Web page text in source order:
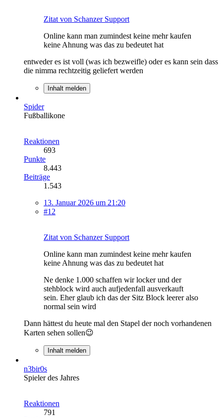
Zitat von Schanzer Support
Online kann man zumindest keine mehr kaufen
keine Ahnung was das zu bedeutet hat
entweder es ist voll (was ich bezweifle) oder es kann sein dass
die nimma rechtzeitig geliefert werden
Inhalt melden
Spider
Fußballikone
Reaktionen
693
Punkte
8.443
Beiträge
1.543
13. Januar 2026 um 21:20
#12
Zitat von Schanzer Support
Online kann man zumindest keine mehr kaufen
keine Ahnung was das zu bedeutet hat
Ne denke 1.000 schaffen wir locker und der
stehblock wird auch aufjedenfall ausverkauft
sein. Eher glaub ich das der Sitz Block leerer also
normal sein wird
Dann hättest du heute mal den Stapel der noch vorhandenen
Karten sehen sollen😉
Inhalt melden
n3bir0s
Spieler des Jahres
Reaktionen
791